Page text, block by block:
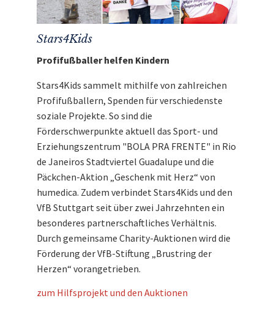
Stars4Kids
Profifußballer helfen Kindern
Stars4Kids sammelt mithilfe von zahlreichen
Profifußballern, Spenden für verschiedenste
soziale Projekte. So sind die
Förderschwerpunkte aktuell das Sport- und
Erziehungszentrum "BOLA PRA FRENTE" in Rio
de Janeiros Stadtviertel Guadalupe und die
Päckchen-Aktion „Geschenk mit Herz“ von
humedica. Zudem verbindet Stars4Kids und den
VfB Stuttgart seit über zwei Jahrzehnten ein
besonderes partnerschaftliches Verhältnis.
Durch gemeinsame Charity-Auktionen wird die
Förderung der VfB-Stiftung „Brustring der
Herzen“ vorangetrieben.
zum Hilfsprojekt und den Auktionen